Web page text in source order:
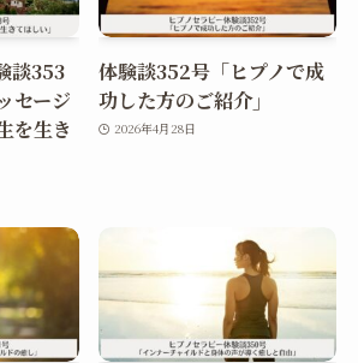
談353
セージ
を生き
体験談352号「ヒプノで成
功した方のご紹介」
2026年4月28日